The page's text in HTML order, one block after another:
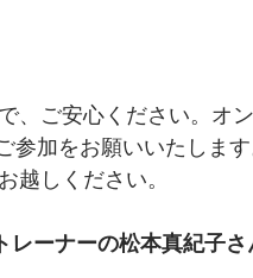
、ご安心ください。 オ
参加をお願いいたしま
越しください。
ーナーの松本真紀子さ